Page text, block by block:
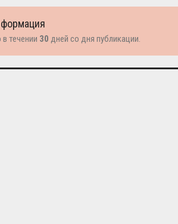
течении 30 дней со дня публикации.